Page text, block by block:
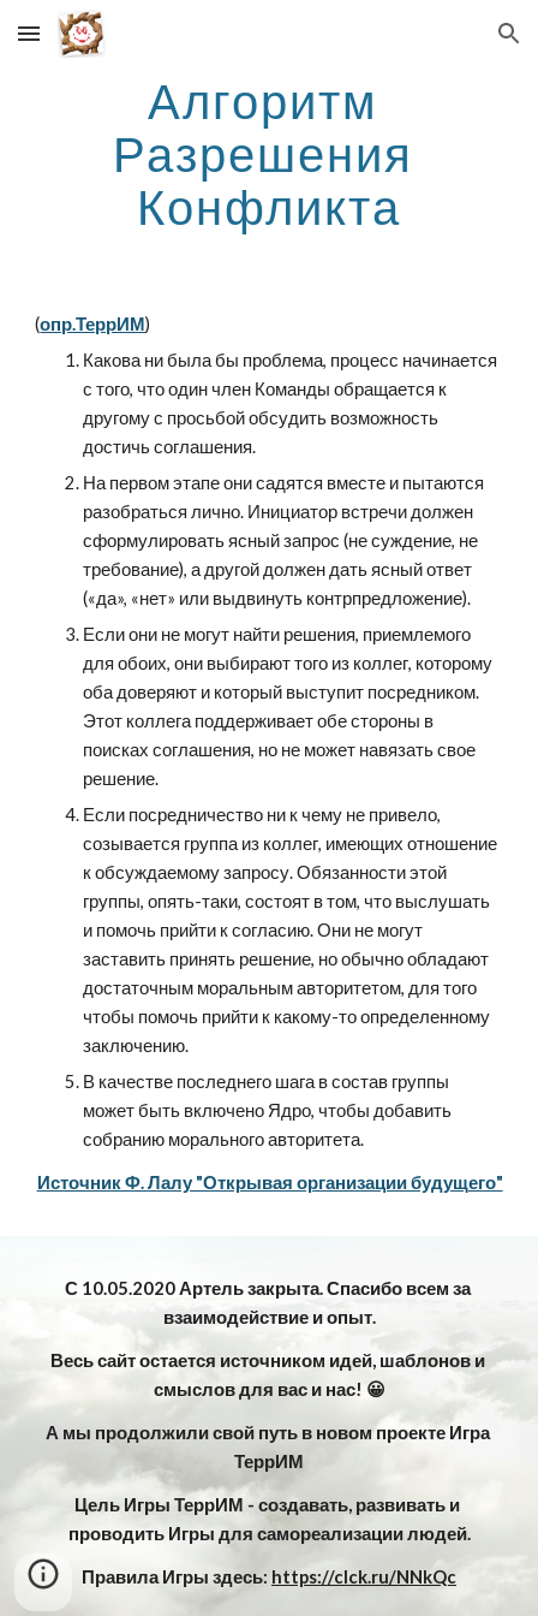
Skip to main content Skip to navigation
Алгоритм
Разрешения
Конфликта
(опр.ТеррИМ)
Какова ни была бы проблема, процесс начинается
с того, что один член Команды обращается к
другому с просьбой обсудить возможность
достичь соглашения.
На первом этапе они садятся вместе и пытаются
разобраться лично. Инициатор встречи должен
сформулировать ясный запрос (не суждение, не
требование), а другой должен дать ясный ответ
(«да», «нет» или выдвинуть контрпредложение).
Если они не могут найти решения, приемлемого
для обоих, они выбирают того из коллег, которому
оба доверяют и который выступит посредником.
Этот коллега поддерживает обе стороны в
поисках соглашения, но не может навязать свое
решение.
Если посредничество ни к чему не привело,
созывается группа из коллег, имеющих отношение
к обсуждаемому запросу. Обязанности этой
группы, опять-таки, состоят в том, что выслушать
и помочь прийти к согласию. Они не могут
заставить принять решение, но обычно обладают
достаточным моральным авторитетом, для того
чтобы помочь прийти к какому-то определенному
заключению.
В качестве последнего шага в состав группы
может быть включено Ядро, чтобы добавить
собранию морального авторитета.
Источник Ф. Лалу "Открывая организации будущего"
С 10.05.2020 Артель закрыта. Спасибо всем за
взаимодействие и опыт.
Весь сайт остается источником идей, шаблонов и
смыслов для вас и нас! 😀
А мы продолжили свой путь в новом проекте Игра
ТеррИМ
Цель Игры ТеррИМ - создавать, развивать и
проводить Игры для самореализации людей.
Правила Игры здесь: https://clck.ru/NNkQc